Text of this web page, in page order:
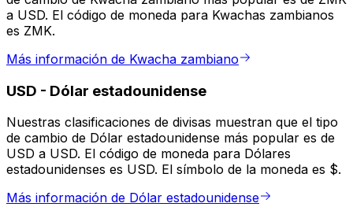
a USD. El código de moneda para Kwachas zambianos
es ZMK.
Más información de Kwacha zambiano
USD - Dólar estadounidense
Nuestras clasificaciones de divisas muestran que el tipo
de cambio de Dólar estadounidense más popular es de
USD a USD. El código de moneda para Dólares
estadounidenses es USD. El símbolo de la moneda es $.
Más información de Dólar estadounidense